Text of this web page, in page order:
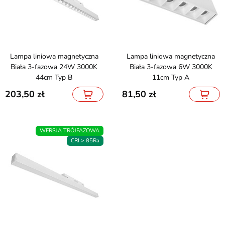
Lampa liniowa magnetyczna
Biała 3-fazowa 24W 3000K
44cm Typ B
203,50
Lampa liniowa magnetyczna
Biała 3-fazowa 6W 3000K
11cm Typ A
81,50
WERSJA TRÓJFAZOWA
CRI > 85Ra